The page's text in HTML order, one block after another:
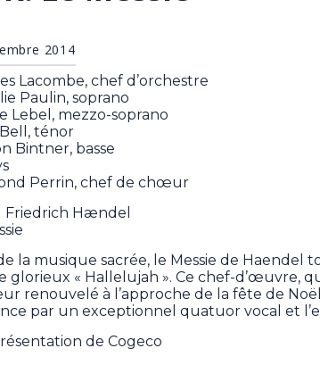
2014
Lacombe, chef d’orchestre
Paulin, soprano
Lebel, mezzo-soprano
ténor
Bintner, basse
Perrin, chef de chœur
Friedrich Hændel
la musique sacrée, le Messie de Haendel
glorieux « Hallelujah ». Ce chef-d’œuvre,
renouvelé à l’approche de la fête de
par un exceptionnel quatuor vocal et
de Cogeco